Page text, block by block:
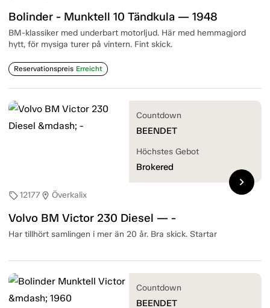
Bolinder - Munktell 10 Tändkula — 1948
BM-klassiker med underbart motorljud. Här med hemmagjord
hytt, för mysiga turer på vintern. Fint skick.
Reservationspreis Erreicht
sell12177location_on Överkalix
Volvo BM Victor 230 Diesel — -
Har tillhört samlingen i mer än 20 år. Bra skick. Startar
Countdown
BEENDET
Höchstes Gebot
Brokered
chevron_right
Countdown
BEENDET